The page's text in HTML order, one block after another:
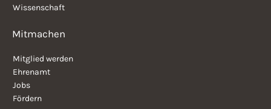
Wissenschaft
Mitmachen
Mitglied werden
Ehrenamt
Jobs
Fördern